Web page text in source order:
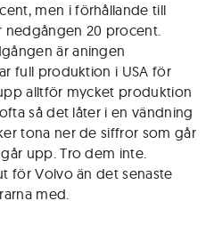
men i förhållande till
nedgången 20 procent.
är aningen
full produktion i USA för
alltför mycket produktion
så det låter i en vändning
tona ner de siffror som går
upp. Tro dem inte.
för Volvo än det senaste
med.